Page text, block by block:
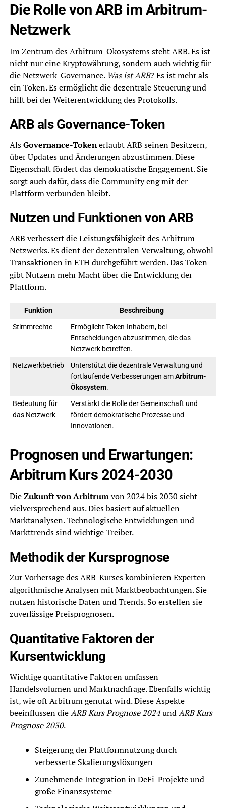
Die Rolle von ARB im Arbitrum-
Netzwerk
Im Zentrum des Arbitrum-Ökosystems steht ARB. Es ist
nicht nur eine Kryptowährung, sondern auch wichtig für
die Netzwerk-Governance. Was ist ARB? Es ist mehr als
ein Token. Es ermöglicht die dezentrale Steuerung und
hilft bei der Weiterentwicklung des Protokolls.
ARB als Governance-Token
AlsGovernance-Tokenerlaubt ARB seinen Besitzern,
über Updates und Änderungen abzustimmen. Diese
Eigenschaft fördert das demokratische Engagement. Sie
sorgt auch dafür, dass die Community eng mit der
Plattform verbunden bleibt.
Nutzen und Funktionen von ARB
ARB verbessert die Leistungsfähigkeit des Arbitrum-
Netzwerks. Es dient der dezentralen Verwaltung, obwohl
Transaktionen in ETH durchgeführt werden. Das Token
gibt Nutzern mehr Macht über die Entwicklung der
Plattform.
Funktion
Beschreibung
Stimmrechte
Ermöglicht Token-Inhabern, bei
Entscheidungen abzustimmen, die das
Netzwerk betreffen.
Netzwerkbetrieb
Unterstützt die dezentrale Verwaltung und
fortlaufende Verbesserungen amArbitrum-
Ökosystem.
Bedeutung für
das Netzwerk
Verstärkt die Rolle der Gemeinschaft und
fördert demokratische Prozesse und
Innovationen.
Prognosen und Erwartungen:
Arbitrum Kurs 2024-2030
DieZukunft von Arbitrumvon 2024 bis 2030 sieht
vielversprechend aus. Dies basiert auf aktuellen
Marktanalysen. Technologische Entwicklungen und
Markttrends sind wichtige Treiber.
Methodik der Kursprognose
Zur Vorhersage des ARB-Kurses kombinieren Experten
algorithmische Analysen mit Marktbeobachtungen. Sie
nutzen historische Daten und Trends. So erstellen sie
zuverlässige Preisprognosen.
Quantitative Faktoren der
Kursentwicklung
Wichtige quantitative Faktoren umfassen
Handelsvolumen und Marktnachfrage. Ebenfalls wichtig
ist, wie oft Arbitrum genutzt wird. Diese Aspekte
beeinflussen dieARB Kurs Prognose 2024undARB Kurs
Prognose 2030.
Steigerung der Plattformnutzung durch
verbesserte Skalierungslösungen
Zunehmende Integration in DeFi-Projekte und
große Finanzsysteme